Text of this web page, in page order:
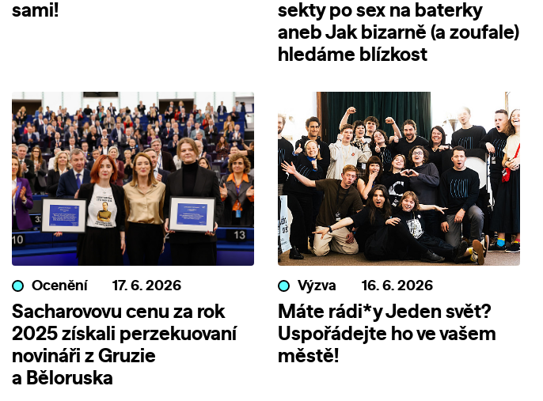
sami!
sekty po sex na baterky
aneb Jak bizarně (a zoufale)
hledáme blízkost
Ocenění 17. 6. 2026
Sacharovovu cenu za rok
2025 získali perzekuovaní
novináři z Gruzie
a Běloruska
Výzva 16. 6. 2026
Máte rádi*y Jeden svět?
Uspořádejte ho ve vašem
městě!